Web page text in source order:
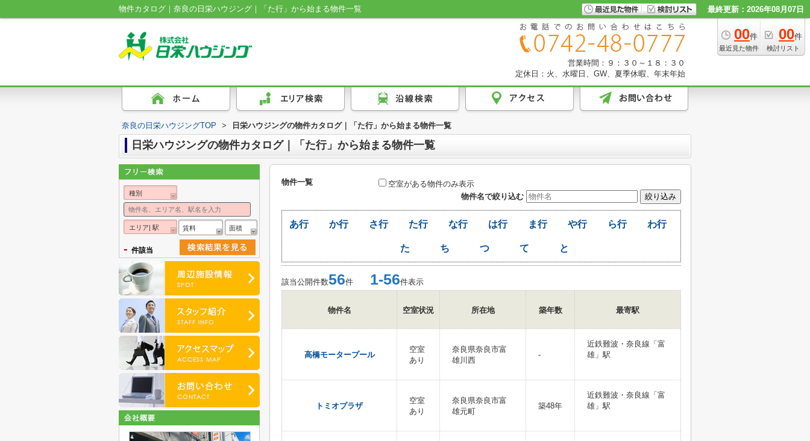
物件カタログ｜奈良の日栄ハウジング｜「た行」から始まる物件一覧 最終更新：2026年08月07日
00件
最近見た物件
00件
検討リスト
営業時間：９：３０～１８：３０
定休日：火、水曜日、GW、夏季休暇、年末年始
奈良の日栄ハウジングTOP > 日栄ハウジングの物件カタログ｜「た行」から始まる物件一覧
日栄ハウジングの物件カタログ｜「た行」から始まる物件一覧
物件一覧
空室がある物件のみ表示
物件名で絞り込む
あ行 か行 さ行 た行 な行 は行 ま行 や行 ら行 わ行
た ち つ て と
該当公開件数56件 1-56件表示
物件名 空室状況 所在地 築年数 最寄駅
高橋モータープール
空室
あり
奈良県奈良市富
雄川西
-
近鉄難波・奈良線「富
雄」駅
トミオプラザ
空室
あり
奈良県奈良市富
雄元町
築48年
近鉄難波・奈良線「富
雄」駅
種別
エリア| 駅 賃料 面積
- 件該当